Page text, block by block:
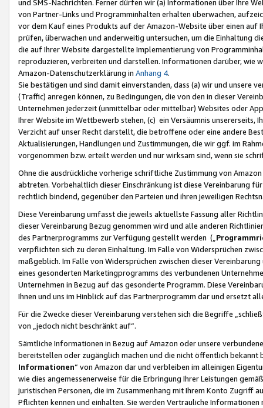
und SMS-Nachrichten. Ferner dürfen wir (a) Informationen über Ihre
von Partner-Links und Programminhalten erhalten überwachen,
vor dem Kauf eines Produkts auf der Amazon-Website über einen
prüfen, überwachen und anderweitig untersuchen, um die Einhaltung
die auf Ihrer Website dargestellte Implementierung von
reproduzieren, verbreiten und darstellen. Informationen darüber, wie
Amazon-Datenschutzerklärung in Anhang 4.
Sie bestätigen und sind damit einverstanden, dass (a) wir und
(Traffic) anregen können, zu Bedingungen, die von den in dieser
Unternehmen jederzeit (unmittelbar oder mittelbar) Websites oder
Ihrer Website im Wettbewerb stehen, (c) ein Versäumnis unsererseits,
Verzicht auf unser Recht darstellt, die betroffene oder eine andere
Aktualisierungen, Handlungen und Zustimmungen, die wir ggf. im
vorgenommen bzw. erteilt werden und nur wirksam sind, wenn sie
Ohne die ausdrückliche vorherige schriftliche Zustimmung von
abtreten. Vorbehaltlich dieser Einschränkung ist diese Vereinbarung
rechtlich bindend, gegenüber den Parteien und ihren jeweiligen
Diese Vereinbarung umfasst die jeweils aktuellste Fassung aller
dieser Vereinbarung Bezug genommen wird und alle anderen
des Partnerprogramms zur Verfügung gestellt werden („
verpflichten sich zu deren Einhaltung. Im Falle von Widersprüchen
maßgeblich. Im Falle von Widersprüchen zwischen dieser
eines gesonderten Marketingprogramms des verbundenen
Unternehmen in Bezug auf das gesonderte Programm. Diese
Ihnen und uns im Hinblick auf das Partnerprogramm dar und ersetzt
Für die Zwecke dieser Vereinbarung verstehen sich die Begriffe
von „jedoch nicht beschränkt auf“.
Sämtliche Informationen in Bezug auf Amazon oder unsere
bereitstellen oder zugänglich machen und die nicht öffentlich
Informationen“ von Amazon dar und verbleiben im alleinigen
wie dies angemessenerweise für die Erbringung Ihrer Leistungen
juristischen Personen, die im Zusammenhang mit Ihrem Konto
Pflichten kennen und einhalten. Sie werden Vertrauliche